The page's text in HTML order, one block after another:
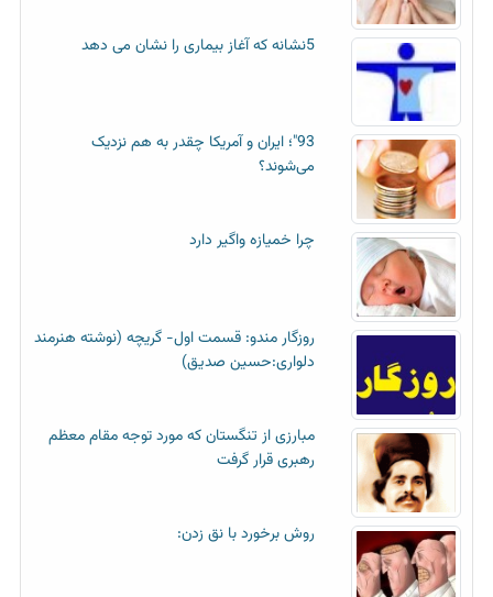
5نشانه که آغاز بیماری را نشان می دهد
93"؛ ایران و آمریکا چقدر به هم نزدیک
می‌شوند؟
چرا خمیازه واگیر دارد
روزگار مندو: قسمت اول- گریچه (نوشته هنرمند
دلواری:حسین صدیق)
مبارزی از تنگستان که مورد توجه مقام معظم
رهبری قرار گرفت
روش برخورد با نق زدن: